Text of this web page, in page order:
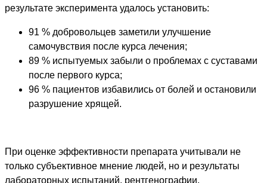
результате эксперимента удалось установить:
91 % добровольцев заметили улучшение
самочувствия после курса лечения;
89 % испытуемых забыли о проблемах с суставами
после первого курса;
96 % пациентов избавились от болей и остановили
разрушение хрящей.
При оценке эффективности препарата учитывали не
только субъективное мнение людей, но и результаты
лабораторных испытаний, рентгенографии.